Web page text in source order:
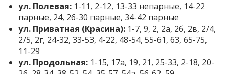
ул. Полевая: 1-11, 2-12, 13-33 непарные, 14-22
парные, 24, 26-30 парные, 34-42 парные
ул. Приватная (Красина): 1-7, 9, 2, 2а, 2б, 2в, 2/4,
2/5, 2г, 24-32, 33-53, 4-22, 48-54, 55-61, 63, 65-75,
11-29
ул. Продольная: 1-15, 17а, 19, 21, 25-33, 2-18, 20-